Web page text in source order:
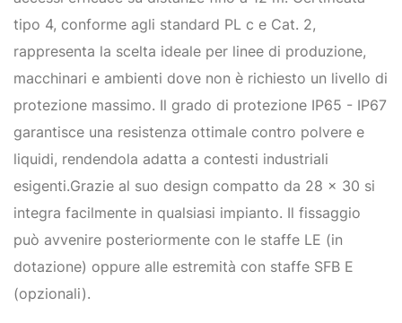
tipo 4, conforme agli standard PL c e Cat. 2,
rappresenta la scelta ideale per linee di produzione,
macchinari e ambienti dove non è richiesto un livello di
protezione massimo. Il grado di protezione IP65 - IP67
garantisce una resistenza ottimale contro polvere e
liquidi, rendendola adatta a contesti industriali
esigenti.Grazie al suo design compatto da 28 x 30 si
integra facilmente in qualsiasi impianto. Il fissaggio
può avvenire posteriormente con le staffe LE (in
dotazione) oppure alle estremità con staffe SFB E
(opzionali).